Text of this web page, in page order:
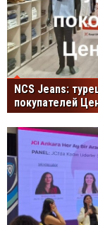
NCS Jeans:
покупателей